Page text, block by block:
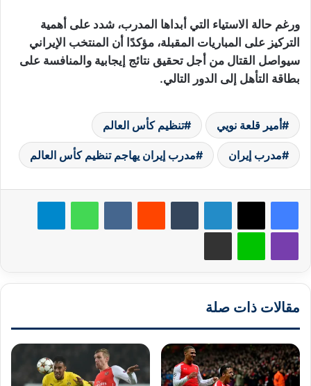
ورغم حالة الاستياء التي أبداها المدرب، شدد على أهمية
التركيز على المباريات المقبلة، مؤكدًا أن المنتخب الإيراني
سيواصل القتال من أجل تحقيق نتائج إيجابية والمنافسة على
بطاقة التأهل إلى الدور التالي.
أمير قلعة نويي تنظيم كأس العالم
مدرب إيران مدرب إيران يهاجم تنظيم كأس العالم
لينكدإن واتساب
لاين
مقالات ذات صلة